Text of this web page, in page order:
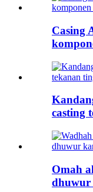
Casing
casting
Omah
dhuwur